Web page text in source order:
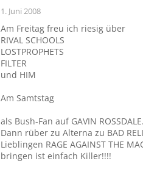
1. Juni 2008
Am Freitag freu ich riesig über
RIVAL SCHOOLS
LOSTPROPHETS
FILTER
und HIM
Am Samtstag
als Bush-Fan auf GAVIN
Dann rüber zu Alterna zu BAD
Lieblingen RAGE AGAINST THE
bringen ist einfach Killer!!!!